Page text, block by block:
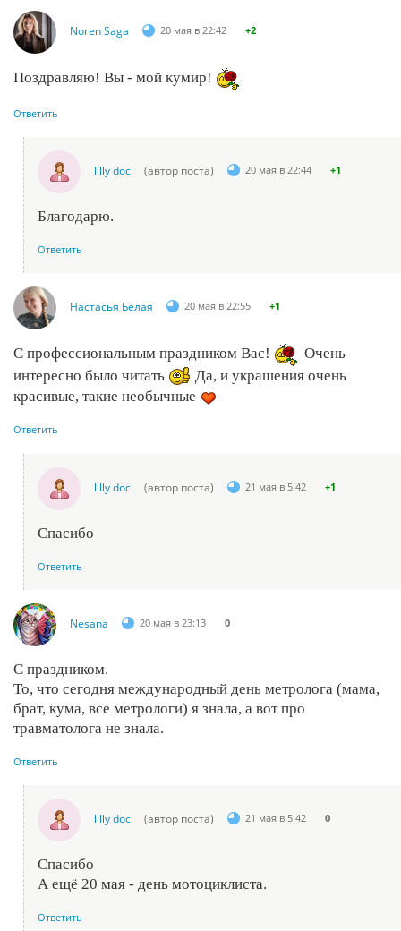
Noren Saga 20 мая в 22:42 +2
Поздравляю! Вы - мой кумир!
Ответить
lilly doc (автор поста) 20 мая в 22:44 +1
Благодарю.
Ответить
Настасья Белая 20 мая в 22:55 +1
С профессиональным праздником Вас!
Очень
интересно было читать
Да, и украшения очень
красивые, такие необычные
Ответить
lilly doc (автор поста) 21 мая в 5:42 +1
Спасибо
Ответить
Nesana 20 мая в 23:13 0
С праздником.
То, что сегодня международный день метролога (мама,
брат, кума, все метрологи) я знала, а вот про
травматолога не знала.
Ответить
lilly doc (автор поста) 21 мая в 5:42 0
Спасибо
А ещё 20 мая - день мотоциклиста.
Ответить